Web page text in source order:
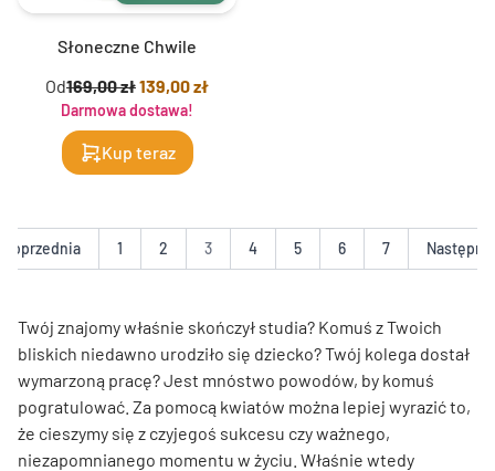
Słoneczne Chwile
Od169,00 zł139,00 zł
Darmowa dostawa!
Kup teraz
Poprzednia 1 2 3 4 5 6 7 Następna
Twój znajomy właśnie skończył studia? Komuś z Twoich
bliskich niedawno urodziło się dziecko? Twój kolega dostał
wymarzoną pracę? Jest mnóstwo powodów, by komuś
pogratulować. Za pomocą kwiatów można lepiej wyrazić to,
że cieszymy się z czyjegoś sukcesu czy ważnego,
niezapomnianego momentu w życiu. Właśnie wtedy